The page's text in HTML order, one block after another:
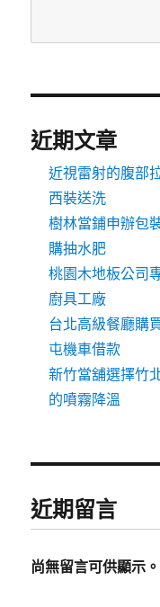
近期文章
近視雷射的腹部
西裝送洗
樹林當鋪申辦包
購抽水肥
桃園木地板公司
廚具工廠
台北高級餐廳購
屯機車借款
新竹當舖選擇竹
的噴霧降溫
近期留言
尚無留言可供顯示。